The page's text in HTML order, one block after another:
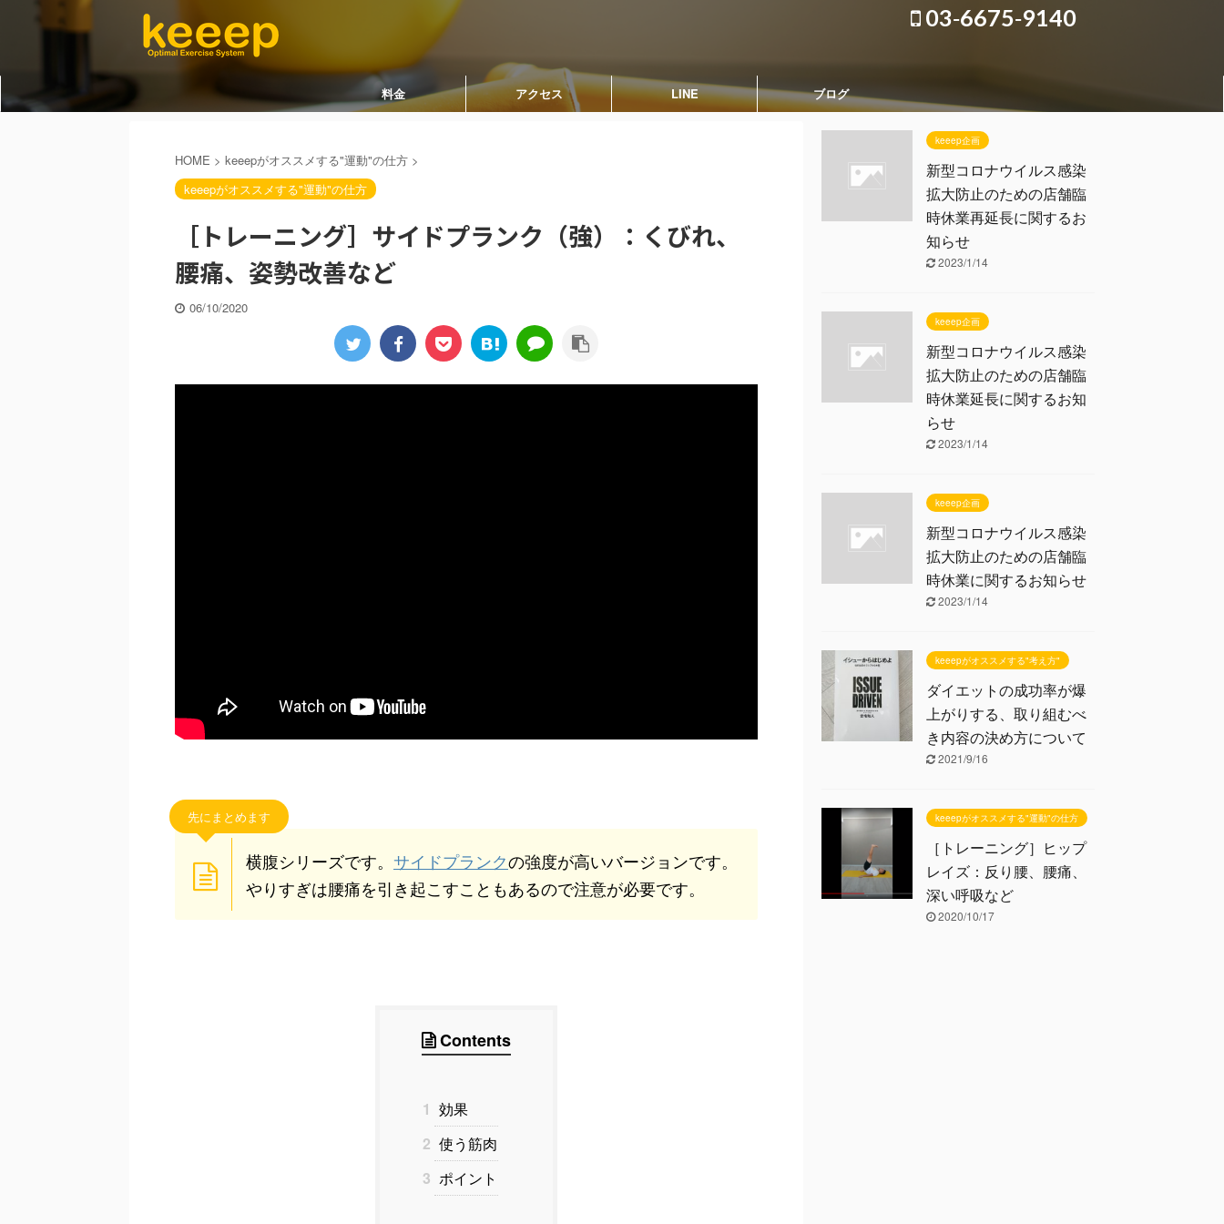
03‐6675‐9140
料金 アクセス LINE ブログ
HOME > keeepがオススメする"運動"の仕方 >
keeepがオススメする"運動"の仕方
［トレーニング］サイドプランク（強）：くびれ、
腰痛、姿勢改善など
06/10/2020
先にまとめます
横腹シリーズです。 サイドプランクの強度が高いバージョンです。
やりすぎは腰痛を引き起こすこともあるので注意が必要です。
Contents
1 効果
2 使う筋肉
3 ポイント
keeep企画
新型コロナウイルス感染
拡大防止のための店舗臨
時休業再延長に関するお
知らせ
2023/1/14
keeep企画
新型コロナウイルス感染
拡大防止のための店舗臨
時休業延長に関するお知
らせ
2023/1/14
keeep企画
新型コロナウイルス感染
拡大防止のための店舗臨
時休業に関するお知らせ
2023/1/14
keeepがオススメする"考え方"
ダイエットの成功率が爆
上がりする、取り組むべ
き内容の決め方について
2021/9/16
keeepがオススメする"運動"の仕方
［トレーニング］ヒップ
レイズ：反り腰、腰痛、
深い呼吸など
2020/10/17